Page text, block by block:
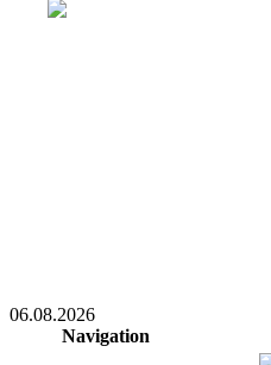
06.08.2026
Navigation